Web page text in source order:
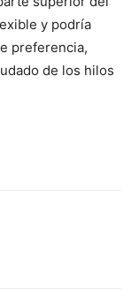
y podría
preferencia,
de los hilos